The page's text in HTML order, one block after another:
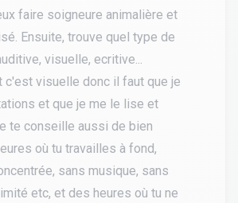
faire soigneure animalière et
Ensuite, trouve quel type de
visuelle, ecritive...
c'est visuelle donc il faut que je
et que je me le lise et
te conseille aussi de bien
où tu travailles à fond,
sans musique, sans
etc, et des heures où tu ne